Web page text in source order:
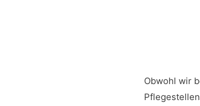
Obwohl wir